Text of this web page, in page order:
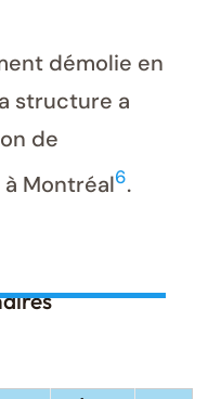
démolie en
structure a
de
Montréal6.